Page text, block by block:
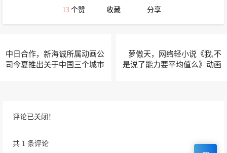
13 个赞 收藏 分享
中日合作，新海诚所属动画公
司今夏推出关于中国三个城市
萝傲天，网络轻小说《我,不
是说了能力要平均值么》动画
评论已关闭！
共 1 条评论